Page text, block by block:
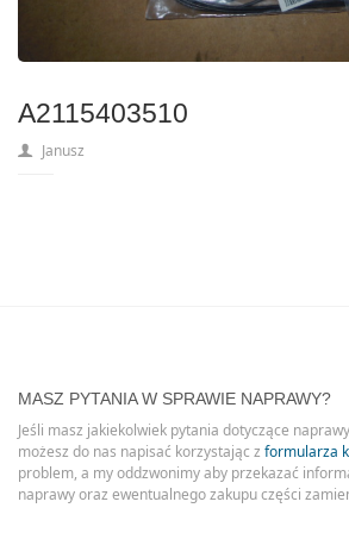
A2115403510
Janusz
MASZ PYTANIA W SPRAWIE NAPRAWY?
Jeśli masz jakiekolwiek pytania dotyczące
możesz do nas napisać korzystając z formularza
problem, a my oddzwonimy aby przekazać
naprawy oraz ewentualnego zakupu części